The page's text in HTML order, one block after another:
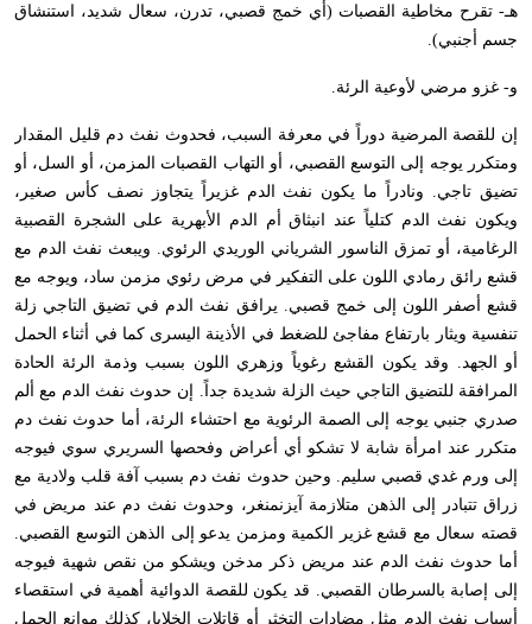
هـ- تقرح مخاطية القصبات (أي خمج قصبي، تدرن، سعال شديد، استنشاق
جسم أجنبي).
و- غزو مرضي لأوعية الرئة.
إن للقصة المرضية دوراً في معرفة السبب، فحدوث نفث دم قليل المقدار
ومتكرر يوجه إلى التوسع القصبي، أو التهاب القصبات المزمن، أو السل، أو
تضيق تاجي. ونادراً ما يكون نفث الدم غزيراً يتجاوز نصف كأس صغير،
ويكون نفث الدم كتلياً عند انبثاق أم الدم الأبهرية على الشجرة القصبية
الرغامية، أو تمزق الناسور الشرياني الوريدي الرئوي. ويبعث نفث الدم مع
قشع رائق رمادي اللون على التفكير في مرض رئوي مزمن ساد، ويوجه مع
قشع أصفر اللون إلى خمج قصبي. يرافق نفث الدم في تضيق التاجي زلة
تنفسية ويثار بارتفاع مفاجئ للضغط في الأذينة اليسرى كما في أثناء الحمل
أو الجهد. وقد يكون القشع رغوياً وزهري اللون بسبب وذمة الرئة الحادة
المرافقة للتضيق التاجي حيث الزلة شديدة جداً. إن حدوث نفث الدم مع ألم
صدري جنبي يوجه إلى الصمة الرئوية مع احتشاء الرئة، أما حدوث نفث دم
متكرر عند امرأة شابة لا تشكو أي أعراض وفحصها السريري سوي فيوجه
إلى ورم غدي قصبي سليم. وحين حدوث نفث دم بسبب آفة قلب ولادية مع
زراق تتبادر إلى الذهن متلازمة آيزنمنغر، وحدوث نفث دم عند مريض في
قصته سعال مع قشع غزير الكمية ومزمن يدعو إلى الذهن التوسع القصبي.
أما حدوث نفث الدم عند مريض ذكر مدخن ويشكو من نقص شهية فيوجه
إلى إصابة بالسرطان القصبي. قد يكون للقصة الدوائية أهمية في استقصاء
أسباب نفث الدم مثل مضادات التخثر أو قاتلات الخلايا، كذلك موانع الحمل